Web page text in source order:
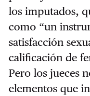
los imputados,
como “un
satisfacción
calificación de
Pero los jueces
elementos que